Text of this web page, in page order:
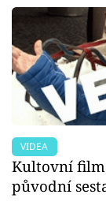
VIDEA
Kultovní film
původní